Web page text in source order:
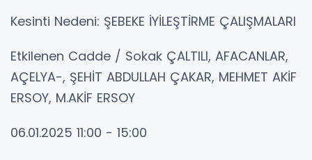
Kesinti Nedeni: ŞEBEKE İYİLEŞTİRME ÇALIŞMALARI
Etkilenen Cadde / Sokak ÇALTILI, AFACANLAR,
AÇELYA-, ŞEHİT ABDULLAH ÇAKAR, MEHMET AKİF
ERSOY, M.AKİF ERSOY
06.01.2025 11:00 - 15:00